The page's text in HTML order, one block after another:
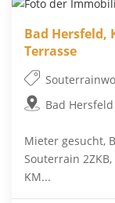
Bad Hersfeld,
Terrasse
Bad Hersfeld
Mieter gesucht,
Souterrain
KM...